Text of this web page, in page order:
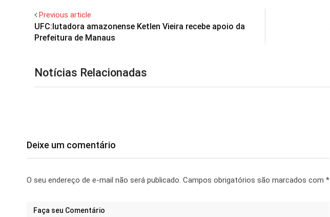
Previous article
UFC:lutadora amazonense Ketlen Vieira recebe apoio da
Prefeitura de Manaus
Notícias Relacionadas
Deixe um comentário
O seu endereço de e-mail não será publicado. Campos obrigatórios são marcados com *